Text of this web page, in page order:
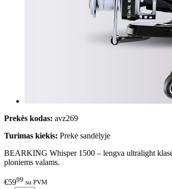
Prekės kodas: avz269
Turimas kiekis: Prekė sandėlyje
BEARKING Whisper 1500 – lengva ultralight
ploniems valams.
€5999 su PVM